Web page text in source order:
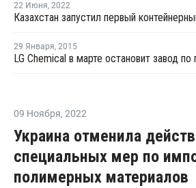
22 Июня, 2022
29 Января, 2015
09 Ноября, 2022
Украина отменила
специальных мер по
полимерных материалов